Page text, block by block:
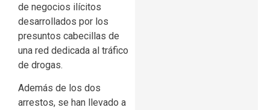
de negocios ilícitos
desarrollados por los
presuntos cabecillas de
una red dedicada al tráfico
de drogas.
Además de los dos
arrestos, se han llevado a